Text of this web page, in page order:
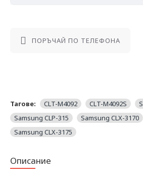
ПОРЪЧАЙ ПО ТЕЛЕФОНА
Тагове: CLT-M4092 CLT-M4092S
Samsung CLP-315
Samsung CLX-3170
Samsung CLX-3175
Описание